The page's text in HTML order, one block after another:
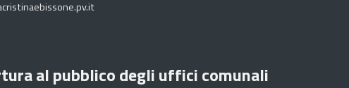
al pubblico degli uffici comunali